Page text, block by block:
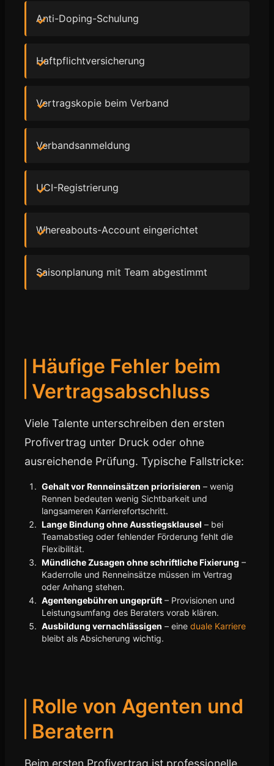
Anti-Doping-Schulung
Haftpflichtversicherung
Vertragskopie beim Verband
Verbandsanmeldung
UCI-Registrierung
Whereabouts-Account eingerichtet
Saisonplanung mit Team abgestimmt
Häufige Fehler beim
Vertragsabschluss
Viele Talente unterschreiben den ersten
Profivertrag unter Druck oder ohne
ausreichende Prüfung. Typische Fallstricke:
Gehalt vor Renneinsätzen priorisieren – wenig
Rennen bedeuten wenig Sichtbarkeit und
langsameren Karrierefortschritt.
Lange Bindung ohne Ausstiegsklausel – bei
Teamabstieg oder fehlender Förderung fehlt die
Flexibilität.
Mündliche Zusagen ohne schriftliche Fixierung –
Kaderrolle und Renneinsätze müssen im Vertrag
oder Anhang stehen.
Agentengebühren ungeprüft – Provisionen und
Leistungsumfang des Beraters vorab klären.
Ausbildung vernachlässigen – eine duale Karriere
bleibt als Absicherung wichtig.
Rolle von Agenten und
Beratern
Beim ersten Profivertrag ist professionelle